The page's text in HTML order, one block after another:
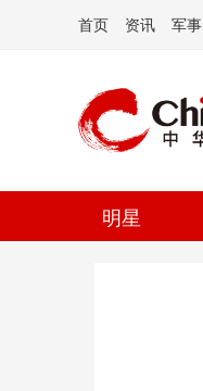
首页 资讯 军事
明星